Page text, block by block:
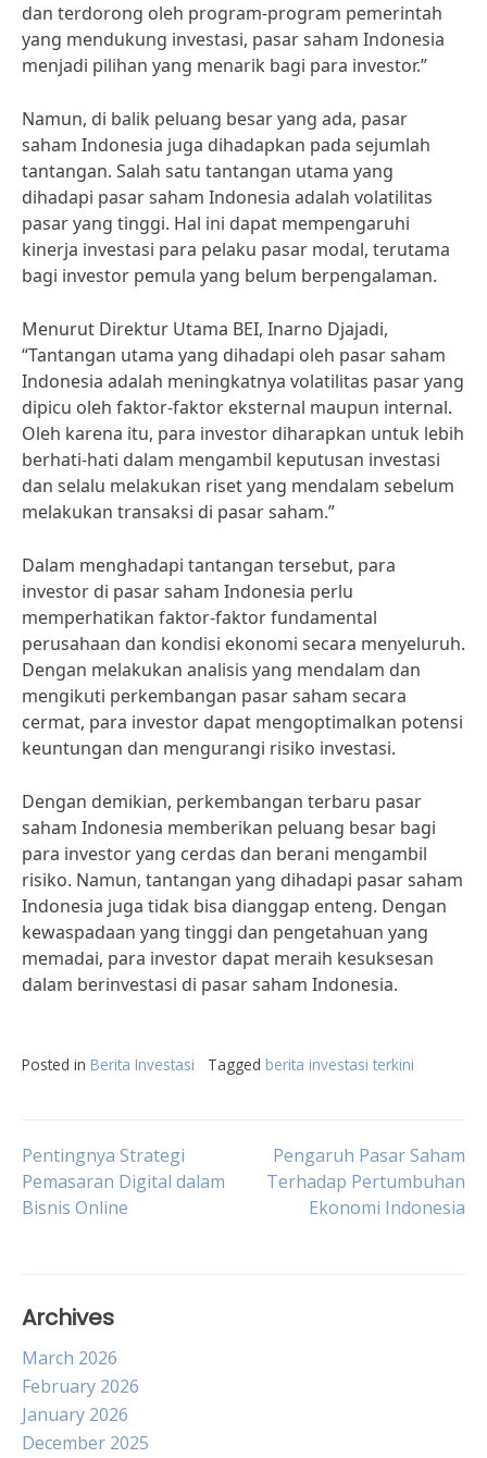
dan terdorong oleh program-program pemerintah
yang mendukung investasi, pasar saham Indonesia
menjadi pilihan yang menarik bagi para investor.”
Namun, di balik peluang besar yang ada, pasar
saham Indonesia juga dihadapkan pada sejumlah
tantangan. Salah satu tantangan utama yang
dihadapi pasar saham Indonesia adalah volatilitas
pasar yang tinggi. Hal ini dapat mempengaruhi
kinerja investasi para pelaku pasar modal, terutama
bagi investor pemula yang belum berpengalaman.
Menurut Direktur Utama BEI, Inarno Djajadi,
“Tantangan utama yang dihadapi oleh pasar saham
Indonesia adalah meningkatnya volatilitas pasar yang
dipicu oleh faktor-faktor eksternal maupun internal.
Oleh karena itu, para investor diharapkan untuk lebih
berhati-hati dalam mengambil keputusan investasi
dan selalu melakukan riset yang mendalam sebelum
melakukan transaksi di pasar saham.”
Dalam menghadapi tantangan tersebut, para
investor di pasar saham Indonesia perlu
memperhatikan faktor-faktor fundamental
perusahaan dan kondisi ekonomi secara menyeluruh.
Dengan melakukan analisis yang mendalam dan
mengikuti perkembangan pasar saham secara
cermat, para investor dapat mengoptimalkan potensi
keuntungan dan mengurangi risiko investasi.
Dengan demikian, perkembangan terbaru pasar
saham Indonesia memberikan peluang besar bagi
para investor yang cerdas dan berani mengambil
risiko. Namun, tantangan yang dihadapi pasar saham
Indonesia juga tidak bisa dianggap enteng. Dengan
kewaspadaan yang tinggi dan pengetahuan yang
memadai, para investor dapat meraih kesuksesan
dalam berinvestasi di pasar saham Indonesia.
Posted in Berita Investasi Tagged berita investasi terkini
Post
navigation
Pentingnya Strategi
Pemasaran Digital dalam
Bisnis Online
Pengaruh Pasar Saham
Terhadap Pertumbuhan
Ekonomi Indonesia
Archives
March 2026
February 2026
January 2026
December 2025